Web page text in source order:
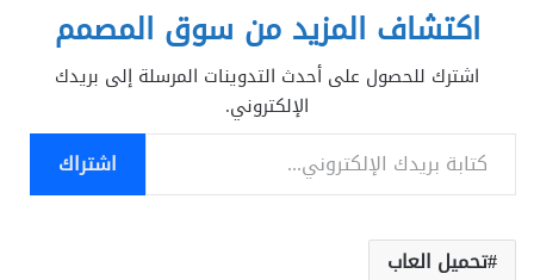
اكتشاف المزيد من سوق المصمم
اشترك للحصول على أحدث التدوينات المرسلة إلى بريدك
الإلكتروني.
كتابة بريدك الإلكتروني...
اشتراك
تحميل العاب